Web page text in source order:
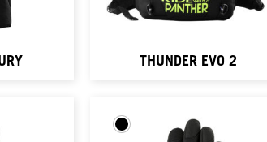
THUNDER EVO 2